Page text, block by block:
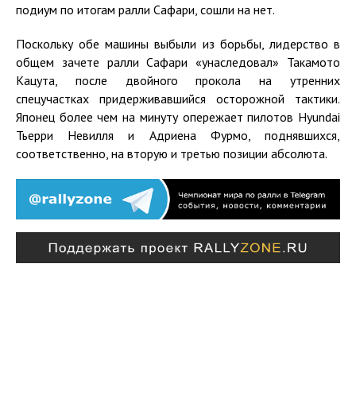
подиум по итогам ралли Сафари, сошли на нет.
Поскольку обе машины выбыли из борьбы, лидерство в
общем зачете ралли Сафари «унаследовал» Такамото
Кацута, после двойного прокола на утренних
спецучастках придерживавшийся осторожной тактики.
Японец более чем на минуту опережает пилотов Hyundai
Тьерри Невилля и Адриена Фурмо, поднявшихся,
соответственно, на вторую и третью позиции абсолюта.